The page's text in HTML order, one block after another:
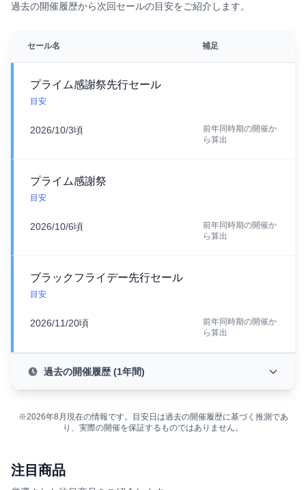
過去の開催履歴から次回セールの目安をご紹介します。
セール名 補足
プライム感謝祭先行セール
目安
2026/10/3頃
前年同時期の開催か
ら算出
プライム感謝祭
目安
2026/10/6頃
前年同時期の開催か
ら算出
ブラックフライデー先行セール
目安
2026/11/20頃
前年同時期の開催か
ら算出
過去の開催履歴 (1年間)
※2026年8月現在の情報です。目安日は過去の開催履歴に基づく推測であ
り、実際の開催を保証するものではありません。
注目商品